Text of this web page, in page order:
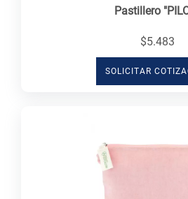
Pastillero
$5.483
SOLICITAR